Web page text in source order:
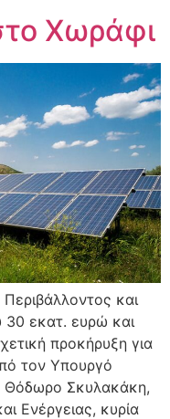
Χωράφι
και
30 εκατ. ευρώ και
προκήρυξη για
τον Υπουργό
Θόδωρο Σκυλακάκη,
Ενέργειας, κυρία